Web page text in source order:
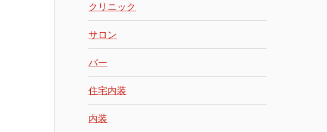
クリニック
サロン
バー
住宅内装
内装